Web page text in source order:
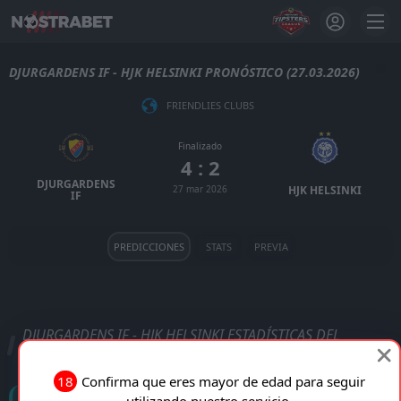
DJURGARDENS IF - HJK HELSINKI PRONÓSTICO (27.03.2026)
FRIENDLIES CLUBS
DJURGARDENS
IF
Finalizado
4 : 2
27 mar 2026 HJK HELSINKI
PREDICCIONES STATS PREVIA
DJURGARDENS IF - HJK HELSINKI ESTADÍSTICAS DEL
18 Confirma que eres mayor de edad para seguir